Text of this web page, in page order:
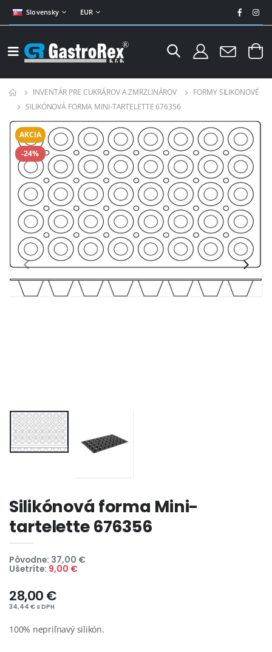
Slovensky EUR
INVENTÁR PRE CUKRÁROV A ZMRZLINÁROV
FORMY SILIKONOVÉ
SILIKÓNOVÁ FORMA MINI-TARTELETTE 676356
AKCIA
-24%
Silikónová forma Mini-
tartelette 676356
Pôvodne: 37,00 €
Ušetríte: 9,00 €
28,00 €
34,44 € s DPH
100% nepriľnavý silikón.